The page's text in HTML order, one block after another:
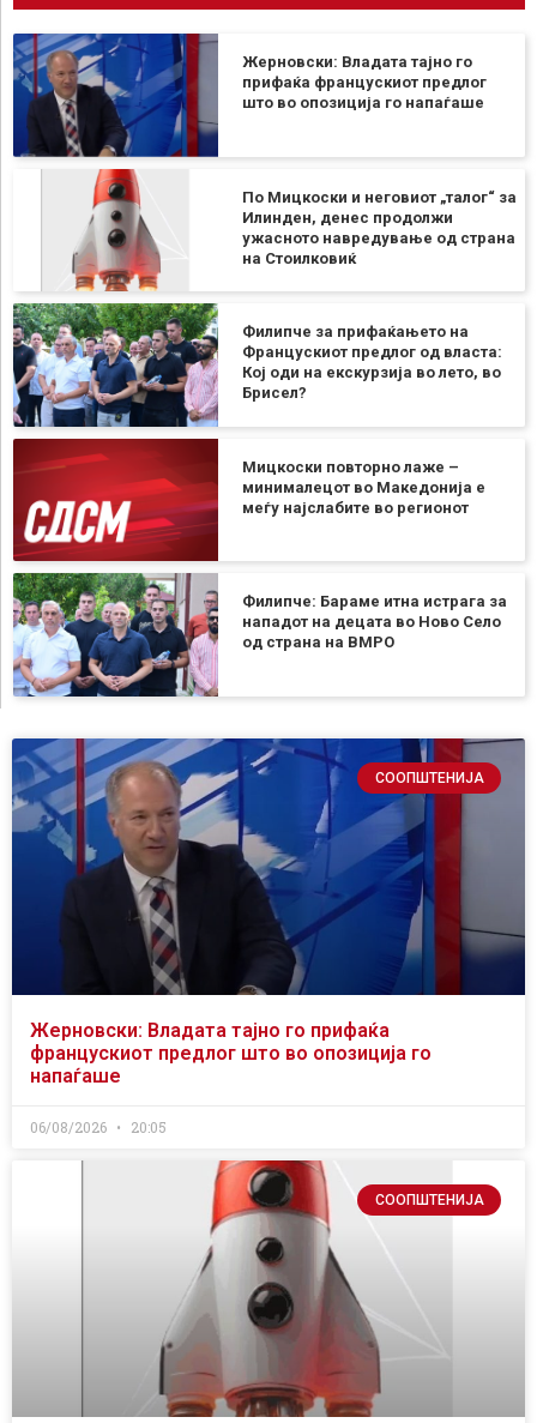
Жерновски: Владата тајно го
прифаќа францускиот предлог
што во опозиција го напаѓаше
По Мицкоски и неговиот „талог“ за
Илинден, денес продолжи
ужасното навредување од страна
на Стоилковиќ
Филипче за прифаќањето на
Францускиот предлог од власта:
Кој оди на екскурзија во лето, во
Брисел?
Мицкоски повторно лаже –
минималецот во Македонија е
меѓу најслабите во регионот
Филипче: Бараме итна истрага за
нападот на децата во Ново Село
од страна на ВМРО
СООПШТЕНИЈА
Жерновски: Владата тајно го прифаќа
францускиот предлог што во опозиција го
напаѓаше
06/08/2026 20:05
СООПШТЕНИЈА